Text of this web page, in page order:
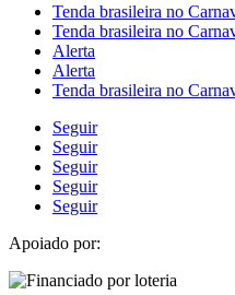
Tenda brasileira no
Tenda brasileira no
Alerta
Alerta
Tenda brasileira no
Seguir
Seguir
Seguir
Seguir
Seguir
Apoiado por: